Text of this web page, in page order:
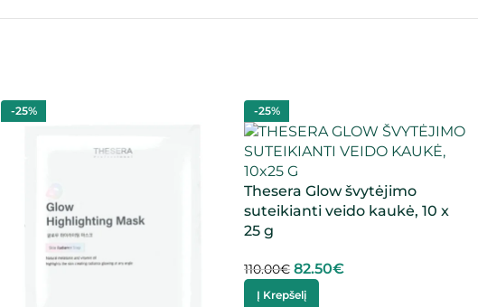
-25% -25%
Thesera Glow švytėjimo
suteikianti veido kaukė, 10 x
25 g
110.00€ 82.50€
Į Krepšelį